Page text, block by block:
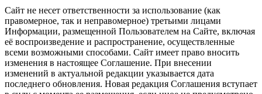
Сайт не несет ответственности за использование (как
правомерное, так и неправомерное) третьими лицами
Информации, размещенной Пользователем на Сайте, включая
её воспроизведение и распространение, осуществленные
всеми возможными способами. Сайт имеет право вносить
изменения в настоящее Соглашение. При внесении
изменений в актуальной редакции указывается дата
последнего обновления. Новая редакция Соглашения вступает